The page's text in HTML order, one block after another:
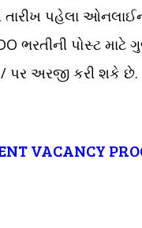
તારીખ પહેલા
ભરતીની પોસ્ટ માટે
પર અરજી કરી શકે
VACANCY